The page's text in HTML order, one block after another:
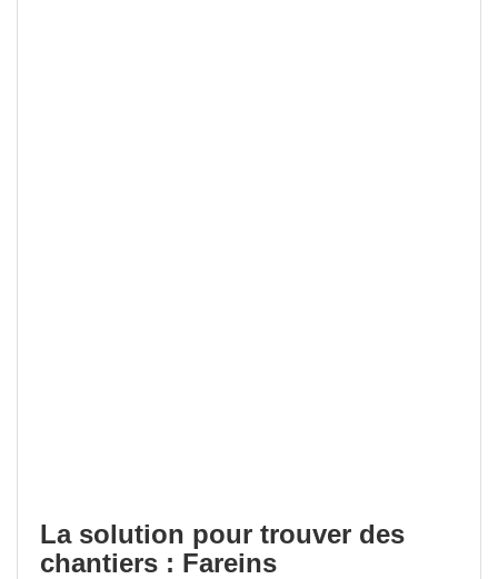
La solution pour trouver des
chantiers : Fareins